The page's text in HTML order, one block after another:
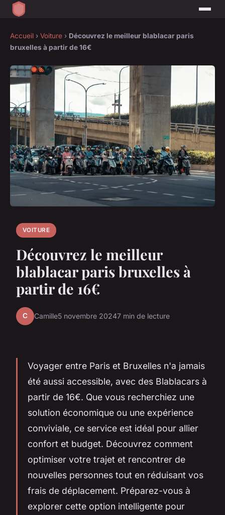
Accueil › Voiture › Découvrez le meilleur blablacar paris
bruxelles à partir de 16€
VOITURE
Découvrez le meilleur
blablacar paris bruxelles à
partir de 16€
C Camille5 novembre 20247 min de lecture
Voyager entre Paris et Bruxelles n'a jamais
été aussi accessible, avec des Blablacars à
partir de 16€. Que vous recherchiez une
solution économique ou une expérience
conviviale, ce service est idéal pour allier
confort et budget. Découvrez comment
optimiser votre trajet et rencontrer de
nouvelles personnes tout en réduisant vos
frais de déplacement. Préparez-vous à
explorer cette option intelligente pour